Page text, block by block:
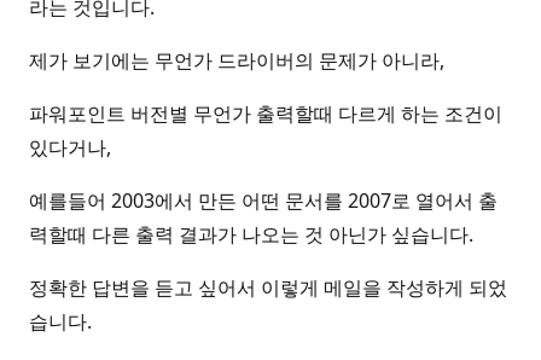
라는 것입니다.
제가 보기에는 무언가 드라이버의 문제가 아니라,
파워포인트 버전별 무언가 출력할때 다르게 하는 조건이
있다거나,
예를들어 2003에서 만든 어떤 문서를 2007로 열어서 출
력할때 다른 출력 결과가 나오는 것 아닌가 싶습니다.
정확한 답변을 듣고 싶어서 이렇게 메일을 작성하게 되었
습니다.